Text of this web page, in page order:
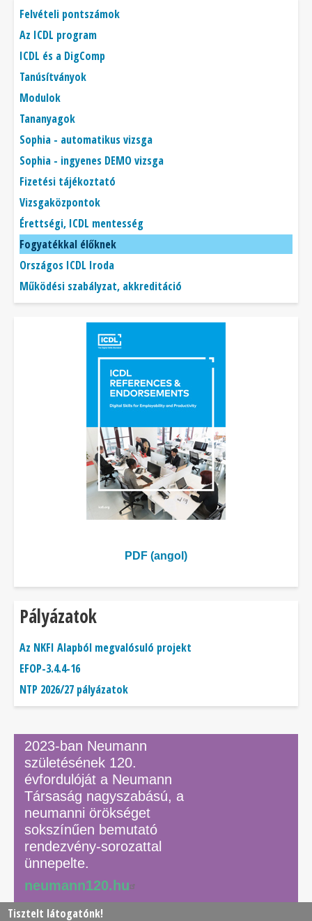
Főmenü
Felvételi pontszámok
Az ICDL program
ICDL és a DigComp
Tanúsítványok
Modulok
Tananyagok
Sophia - automatikus vizsga
Sophia - ingyenes DEMO vizsga
Fizetési tájékoztató
Vizsgaközpontok
Érettségi, ICDL mentesség
Fogyatékkal élőknek
Országos ICDL Iroda
Működési szabályzat, akkreditáció
PDF (angol)
Pályázatok
Az NKFI Alapból megvalósuló projekt
EFOP-3.4.4-16
NTP 2026/27 pályázatok
2023-ban Neumann
születésének 120.
évfordulóját a Neumann
Társaság nagyszabású, a
neumanni örökséget
sokszínűen bemutató
rendezvény-sorozattal
ünnepelte.
neumann120.hu
Tisztelt látogatónk!